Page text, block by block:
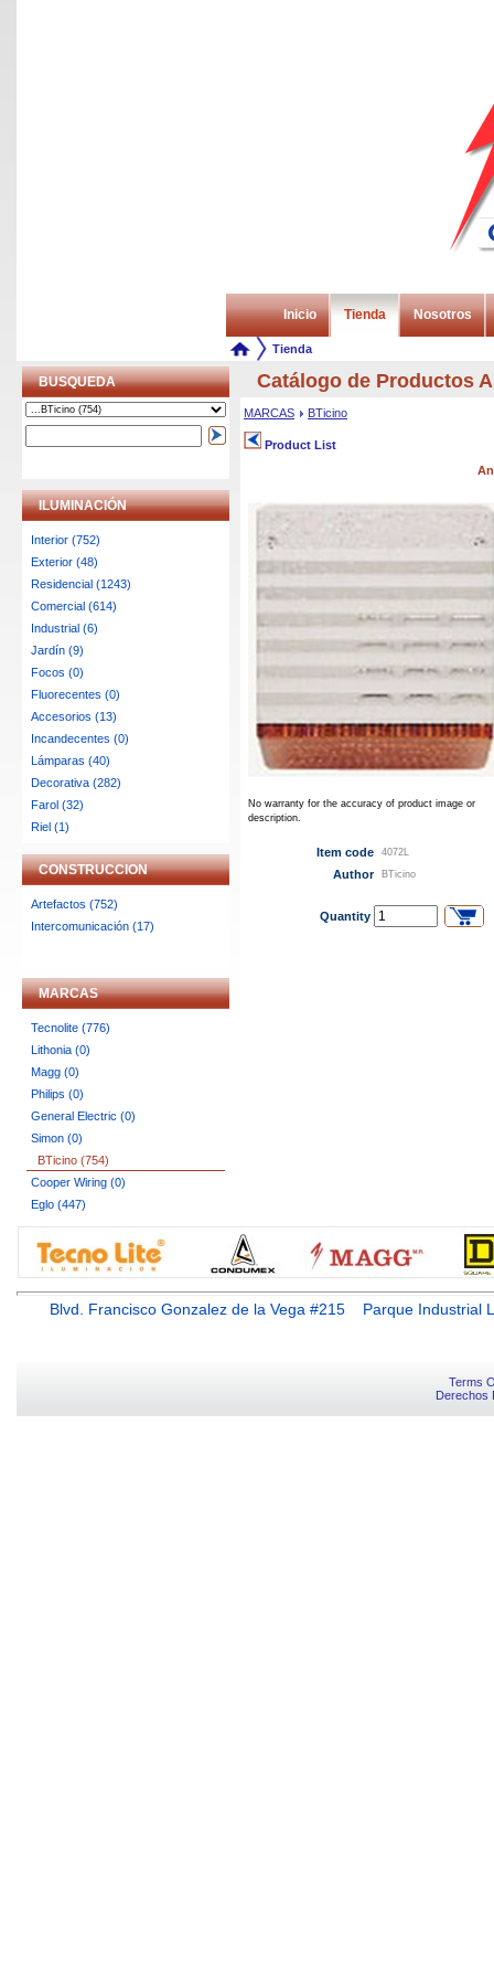
Inicio Tienda Nosotros
Tienda
BUSQUEDA
ILUMINACIÓN
Interior (752)
Exterior (48)
Residencial (1243)
Comercial (614)
Industrial (6)
Jardín (9)
Focos (0)
Fluorecentes (0)
Accesorios (13)
Incandecentes (0)
Lámparas (40)
Decorativa (282)
Farol (32)
Riel (1)
CONSTRUCCION
Artefactos (752)
Intercomunicación (17)
MARCAS
Tecnolite (776)
Lithonia (0)
Magg (0)
Philips (0)
General Electric (0)
Simon (0)
BTicino (754)
Cooper Wiring (0)
Eglo (447)
Catálogo de Productos
MARCAS BTicino
Product List
No warranty for the accuracy of product image or
description.
Item code 4072L
Author BTicino
Quantity
Blvd. Francisco Gonzalez de la Vega #215 Parque
Terms
Derechos